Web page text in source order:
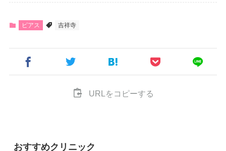
ピアス 吉祥寺
URLをコピーする
おすすめクリニック